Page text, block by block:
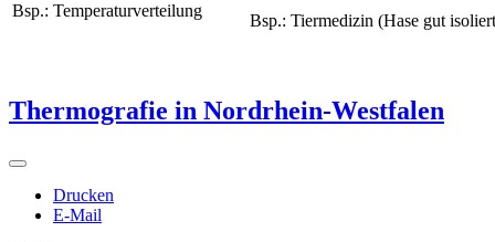
Bsp.: Temperaturverteilung
Bsp.: Tiermedizin (Hase gut
Thermografie in Nordrhein-Westfalen
Drucken
E-Mail